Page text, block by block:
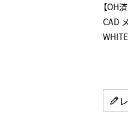
【OH
CAD
WHITE